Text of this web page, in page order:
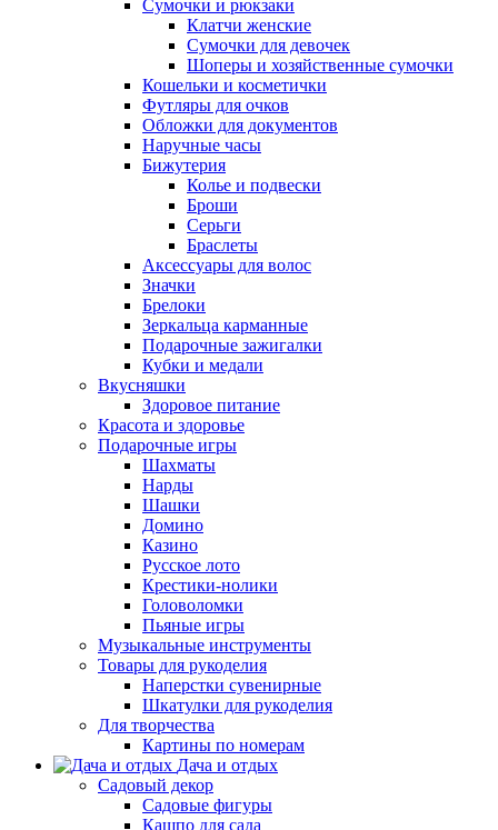
Сумочки и рюкзаки
Клатчи женские
Сумочки для девочек
Шоперы и хозяйственные сумочки
Кошельки и косметички
Футляры для очков
Обложки для документов
Наручные часы
Бижутерия
Колье и подвески
Броши
Серьги
Браслеты
Аксессуары для волос
Значки
Брелоки
Зеркальца карманные
Подарочные зажигалки
Кубки и медали
Вкусняшки
Здоровое питание
Красота и здоровье
Подарочные игры
Шахматы
Нарды
Шашки
Домино
Казино
Русское лото
Крестики-нолики
Головоломки
Пьяные игры
Музыкальные инструменты
Товары для рукоделия
Наперстки сувенирные
Шкатулки для рукоделия
Для творчества
Картины по номерам
Дача и отдых
Садовый декор
Садовые фигуры
Кашпо для сада